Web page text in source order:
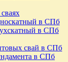
в СПб
в СПб
свай в СПб
в СПб